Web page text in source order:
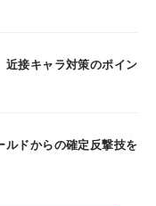
近接キャラ対策のポイン
ルドからの確定反撃技を